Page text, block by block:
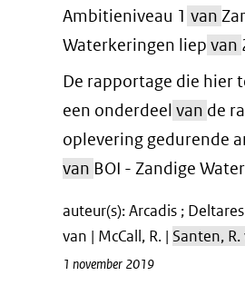
Ambitieniveau 1 van
Waterkeringen liep van
De rapportage die hier
een onderdeel van de
oplevering gedurende
van BOI - Zandige
auteur(s): Arcadis ;
van | McCall, R. | Santen, R.
1 november 2019